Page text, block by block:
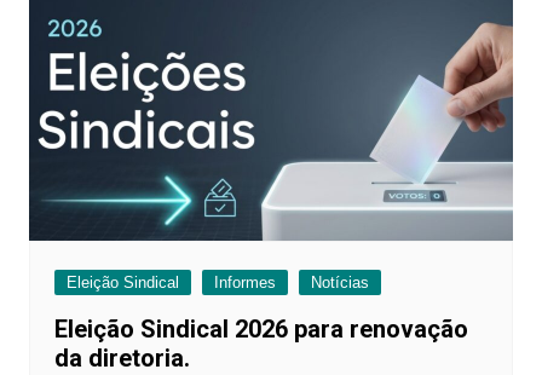
Eleição Sindical Informes Notícias
Eleição Sindical 2026 para renovação
da diretoria.